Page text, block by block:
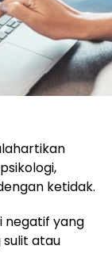
ketidak.
negatif yang
atau